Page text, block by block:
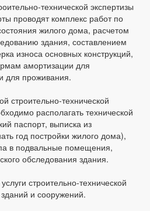
технической экспертизы
проводят комплекс работ по
жилого дома, расчетом
здания, составлением
износа основных конструкций,
амортизации для
для проживания.
строительно-технической
располагать технической
паспорт, выписка из
год постройки жилого дома),
в подвальные помещения,
обследования здания.
строительно-технической
и сооружений.